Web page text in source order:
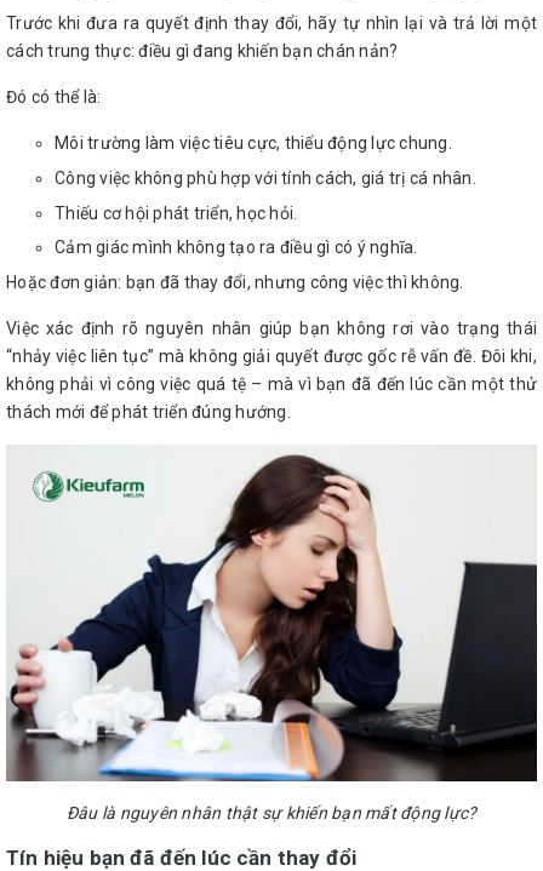
Trước khi đưa ra quyết định thay đổi, hãy tự nhìn lại và trả lời một
cách trung thực: điều gì đang khiến bạn chán nản?
Đó có thể là:
Môi trường làm việc tiêu cực, thiếu động lực chung.
Công việc không phù hợp với tính cách, giá trị cá nhân.
Thiếu cơ hội phát triển, học hỏi.
Cảm giác mình không tạo ra điều gì có ý nghĩa.
Hoặc đơn giản: bạn đã thay đổi, nhưng công việc thì không.
Việc xác định rõ nguyên nhân giúp bạn không rơi vào trạng thái
“nhảy việc liên tục” mà không giải quyết được gốc rễ vấn đề. Đôi khi,
không phải vì công việc quá tệ – mà vì bạn đã đến lúc cần một thử
thách mới để phát triển đúng hướng.
Đâu là nguyên nhân thật sự khiến bạn mất động lực?
Tín hiệu bạn đã đến lúc cần thay đổi